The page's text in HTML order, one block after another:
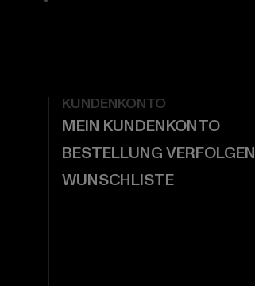
KUNDENKONTO
MEIN KUNDENKONTO
BESTELLUNG VERFOLGEN
WUNSCHLISTE